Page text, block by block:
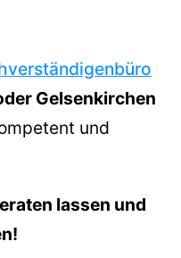
Gelsenkirchen
und
lassen und